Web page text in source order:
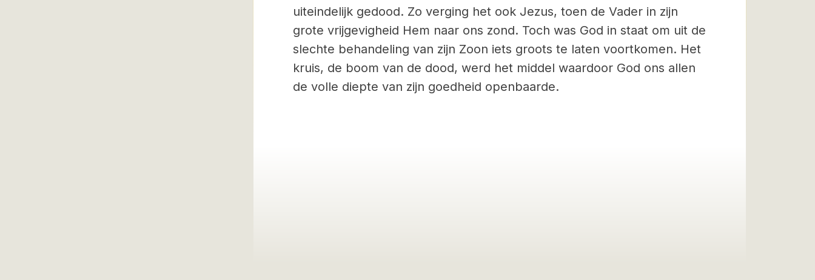
uiteindelijk gedood. Zo verging het ook Jezus, toen de Vader in zijn
grote vrijgevigheid Hem naar ons zond. Toch was God in staat om uit de
slechte behandeling van zijn Zoon iets groots te laten voortkomen. Het
kruis, de boom van de dood, werd het middel waardoor God ons allen
de volle diepte van zijn goedheid openbaarde.